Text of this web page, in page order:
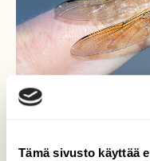
Tämä sivusto käyttää